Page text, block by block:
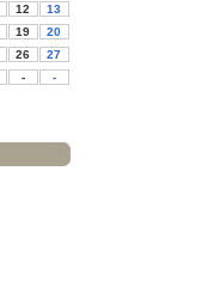
12
13
19
20
26
27
- -